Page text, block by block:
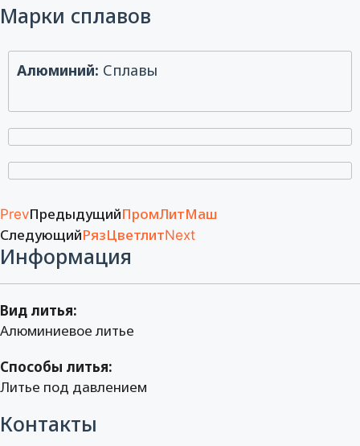
Марки сплавов
Алюминий: Сплавы
PrevПредыдущийПромЛитМаш
СледующийРязЦветлитNext
Информация
Вид литья:
Алюминиевое литье
Способы литья:
Литье под давлением
Контакты